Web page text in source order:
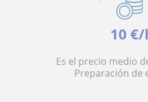
10 €/
Es el precio medio
Preparación de